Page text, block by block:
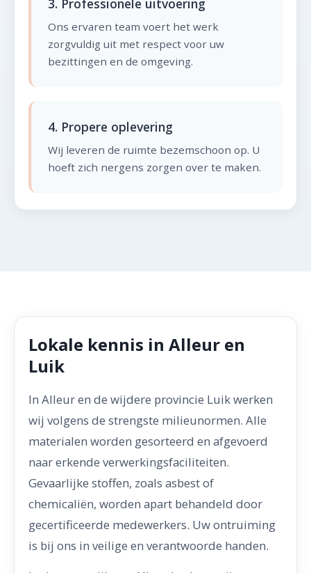
3. Professionele uitvoering
Ons ervaren team voert het werk
zorgvuldig uit met respect voor uw
bezittingen en de omgeving.
4. Propere oplevering
Wij leveren de ruimte bezemschoon op. U
hoeft zich nergens zorgen over te maken.
Lokale kennis in Alleur en
Luik
In Alleur en de wijdere provincie Luik werken
wij volgens de strengste milieunormen. Alle
materialen worden gesorteerd en afgevoerd
naar erkende verwerkingsfaciliteiten.
Gevaarlijke stoffen, zoals asbest of
chemicaliën, worden apart behandeld door
gecertificeerde medewerkers. Uw ontruiming
is bij ons in veilige en verantwoorde handen.